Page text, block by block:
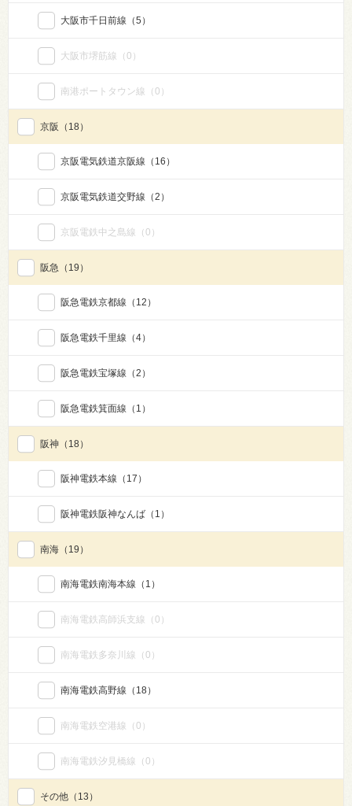
大阪市千日前線 （5）
大阪市堺筋線 （0）
南港ポートタウン線 （0）
京阪 （18）
京阪電気鉄道京阪線 （16）
京阪電気鉄道交野線 （2）
京阪電鉄中之島線 （0）
阪急 （19）
阪急電鉄京都線 （12）
阪急電鉄千里線 （4）
阪急電鉄宝塚線 （2）
阪急電鉄箕面線 （1）
阪神 （18）
阪神電鉄本線 （17）
阪神電鉄阪神なんば （1）
南海 （19）
南海電鉄南海本線 （1）
南海電鉄高師浜支線 （0）
南海電鉄多奈川線 （0）
南海電鉄高野線 （18）
南海電鉄空港線 （0）
南海電鉄汐見橋線 （0）
その他 （13）